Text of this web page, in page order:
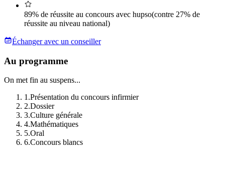
89% de réussite au concours avec hupso(contre 27% de
réussite au niveau national)
Échanger avec un conseiller
Au programme
On met fin au suspens...
1 .Présentation du concours infirmier
2.Dossier
3.Culture générale
4.Mathématiques
5.Oral
6.Concours blancs